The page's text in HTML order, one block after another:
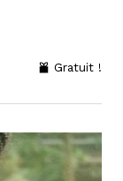
Gratuit !